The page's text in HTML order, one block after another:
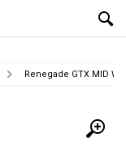
Renegade GTX MID Ws